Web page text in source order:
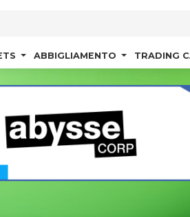
ABBIGLIAMENTO TRADING